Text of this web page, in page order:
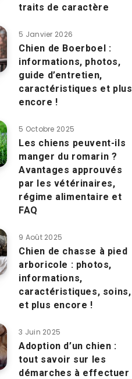
traits de caractère
5 Janvier 2026
Chien de Boerboel :
informations, photos,
guide d’entretien,
caractéristiques et plus
encore !
5 Octobre 2025
Les chiens peuvent-ils
manger du romarin ?
Avantages approuvés
par les vétérinaires,
régime alimentaire et
FAQ
9 Août 2025
Chien de chasse à pied
arboricole : photos,
informations,
caractéristiques, soins,
et plus encore !
3 Juin 2025
Adoption d’un chien :
tout savoir sur les
démarches à effectuer